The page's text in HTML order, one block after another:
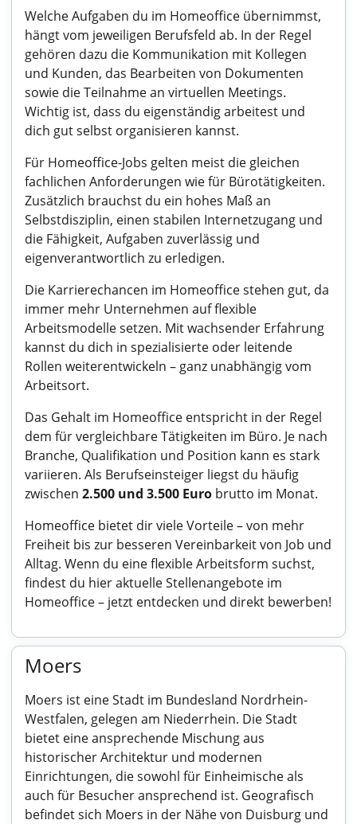
Welche Aufgaben du im Homeoffice übernimmst,
hängt vom jeweiligen Berufsfeld ab. In der Regel
gehören dazu die Kommunikation mit Kollegen
und Kunden, das Bearbeiten von Dokumenten
sowie die Teilnahme an virtuellen Meetings.
Wichtig ist, dass du eigenständig arbeitest und
dich gut selbst organisieren kannst.
Für Homeoffice-Jobs gelten meist die gleichen
fachlichen Anforderungen wie für Bürotätigkeiten.
Zusätzlich brauchst du ein hohes Maß an
Selbstdisziplin, einen stabilen Internetzugang und
die Fähigkeit, Aufgaben zuverlässig und
eigenverantwortlich zu erledigen.
Die Karrierechancen im Homeoffice stehen gut, da
immer mehr Unternehmen auf flexible
Arbeitsmodelle setzen. Mit wachsender Erfahrung
kannst du dich in spezialisierte oder leitende
Rollen weiterentwickeln – ganz unabhängig vom
Arbeitsort.
Das Gehalt im Homeoffice entspricht in der Regel
dem für vergleichbare Tätigkeiten im Büro. Je nach
Branche, Qualifikation und Position kann es stark
variieren. Als Berufseinsteiger liegst du häufig
zwischen 2.500 und 3.500 Euro brutto im Monat.
Homeoffice bietet dir viele Vorteile – von mehr
Freiheit bis zur besseren Vereinbarkeit von Job und
Alltag. Wenn du eine flexible Arbeitsform suchst,
findest du hier aktuelleStellenangebote im
Homeoffice– jetzt entdecken und direkt bewerben!
Moers
Moers ist eine Stadt im Bundesland Nordrhein-
Westfalen, gelegen am Niederrhein. Die Stadt
bietet eine ansprechende Mischung aus
historischer Architektur und modernen
Einrichtungen, die sowohl für Einheimische als
auch für Besucher ansprechend ist. Geografisch
befindet sich Moers in der Nähe von Duisburg und